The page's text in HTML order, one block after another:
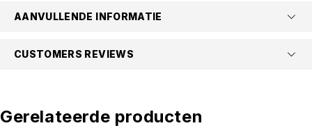
AANVULLENDE INFORMATIE
CUSTOMERS REVIEWS
Gerelateerde producten